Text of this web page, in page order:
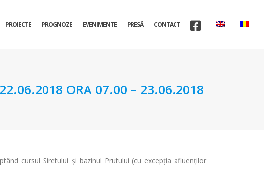
PROIECTE PROGNOZE EVENIMENTE PRESĂ CONTACT
ORA 07.00 – 23.06.2018
cursul Siretului şi bazinul Prutului (cu excepţia afluenţilor